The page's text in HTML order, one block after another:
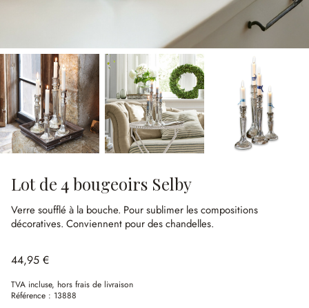
Lot de 4 bougeoirs Selby
Verre soufflé à la bouche. Pour sublimer les compositions
décoratives. Conviennent pour des chandelles.
44,95 €
TVA incluse, hors frais de livraison
Référence : 13888